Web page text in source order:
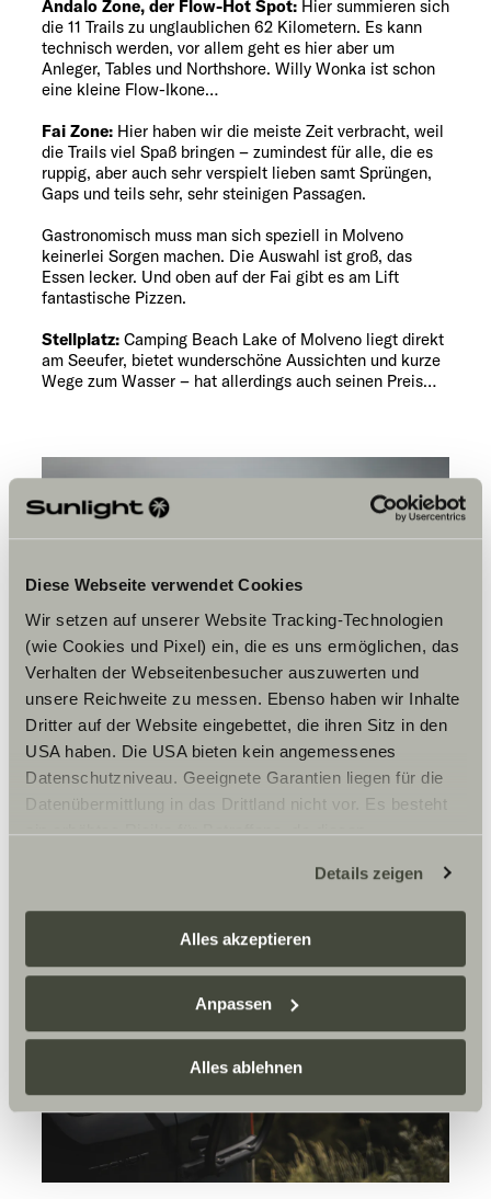
Diese Webseite verwendet Cookies
Wir setzen auf unserer Website Tracking-Technologien
(wie Cookies und Pixel) ein, die es uns ermöglichen, das
Verhalten der Webseitenbesucher auszuwerten und
unsere Reichweite zu messen. Ebenso haben wir Inhalte
Dritter auf der Website eingebettet, die ihren Sitz in den
USA haben. Die USA bieten kein angemessenes
Datenschutzniveau. Geeignete Garantien liegen für die
Datenübermittlung in das Drittland nicht vor. Es besteht
ein erhöhtes Risiko für Betroffene, da diesen
zustehen. Eingesetzte Dienstleister können Daten für
eigene Zwecke verarbeiten und mit anderen Daten
zusammenführen. Weitere Informationen finden Sie hier:
Datenschutzerklärung
einzelne Cookies/Dienste in den Einstellungen aus,
erteilen Sie uns Ihre Einwilligung zur Verarbeitung Ihrer
Daten zu den genannten Zwecken. Die Einwilligung ist
freiwillig, für den Besuch der Website nicht erforderlich
und kann jederzeit über die Einstellungen widerrufen
werden. Klicken Sie auf Ablehnen, werden nur die
notwendigen Cookies auf der Webseite gesetzt, die für
Details zeigen
Alles akzeptieren
Anpassen
Alles ablehnen
Andalo Zone, der Flow-Hot Spot: Hier summieren sich
die 11 Trails zu unglaublichen 62 Kilometern. Es kann
technisch werden, vor allem geht es hier aber um
Anleger, Tables und Northshore. Willy Wonka ist schon
eine kleine Flow-Ikone…
Fai Zone: Hier haben wir die meiste Zeit verbracht, weil
die Trails viel Spaß bringen – zumindest für alle, die es
ruppig, aber auch sehr verspielt lieben samt Sprüngen,
Gaps und teils sehr, sehr steinigen Passagen.
Gastronomisch muss man sich speziell in Molveno
keinerlei Sorgen machen. Die Auswahl ist groß, das
Essen lecker. Und oben auf der Fai gibt es am Lift
fantastische Pizzen.
Stellplatz: Camping Beach Lake of Molveno liegt direkt
am Seeufer, bietet wunderschöne Aussichten und kurze
Wege zum Wasser – hat allerdings auch seinen Preis…